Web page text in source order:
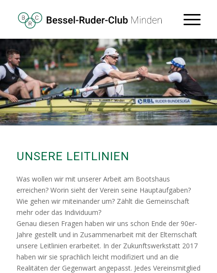
UNSERE LEITLINIEN
Was wollen wir mit unserer Arbeit am Bootshaus
erreichen? Worin sieht der Verein seine Hauptaufgaben?
Wie gehen wir miteinander um? Zählt die Gemeinschaft
mehr oder das Individuum?
Genau diesen Fragen haben wir uns schon Ende der 90er-
Jahre gestellt und in Zusammenarbeit mit der Elternschaft
unsere Leitlinien erarbeitet. In der Zukunftswerkstatt 2017
haben wir sie sprachlich leicht modifiziert und an die
Realitäten der Gegenwart angepasst. Jedes Vereinsmitglied